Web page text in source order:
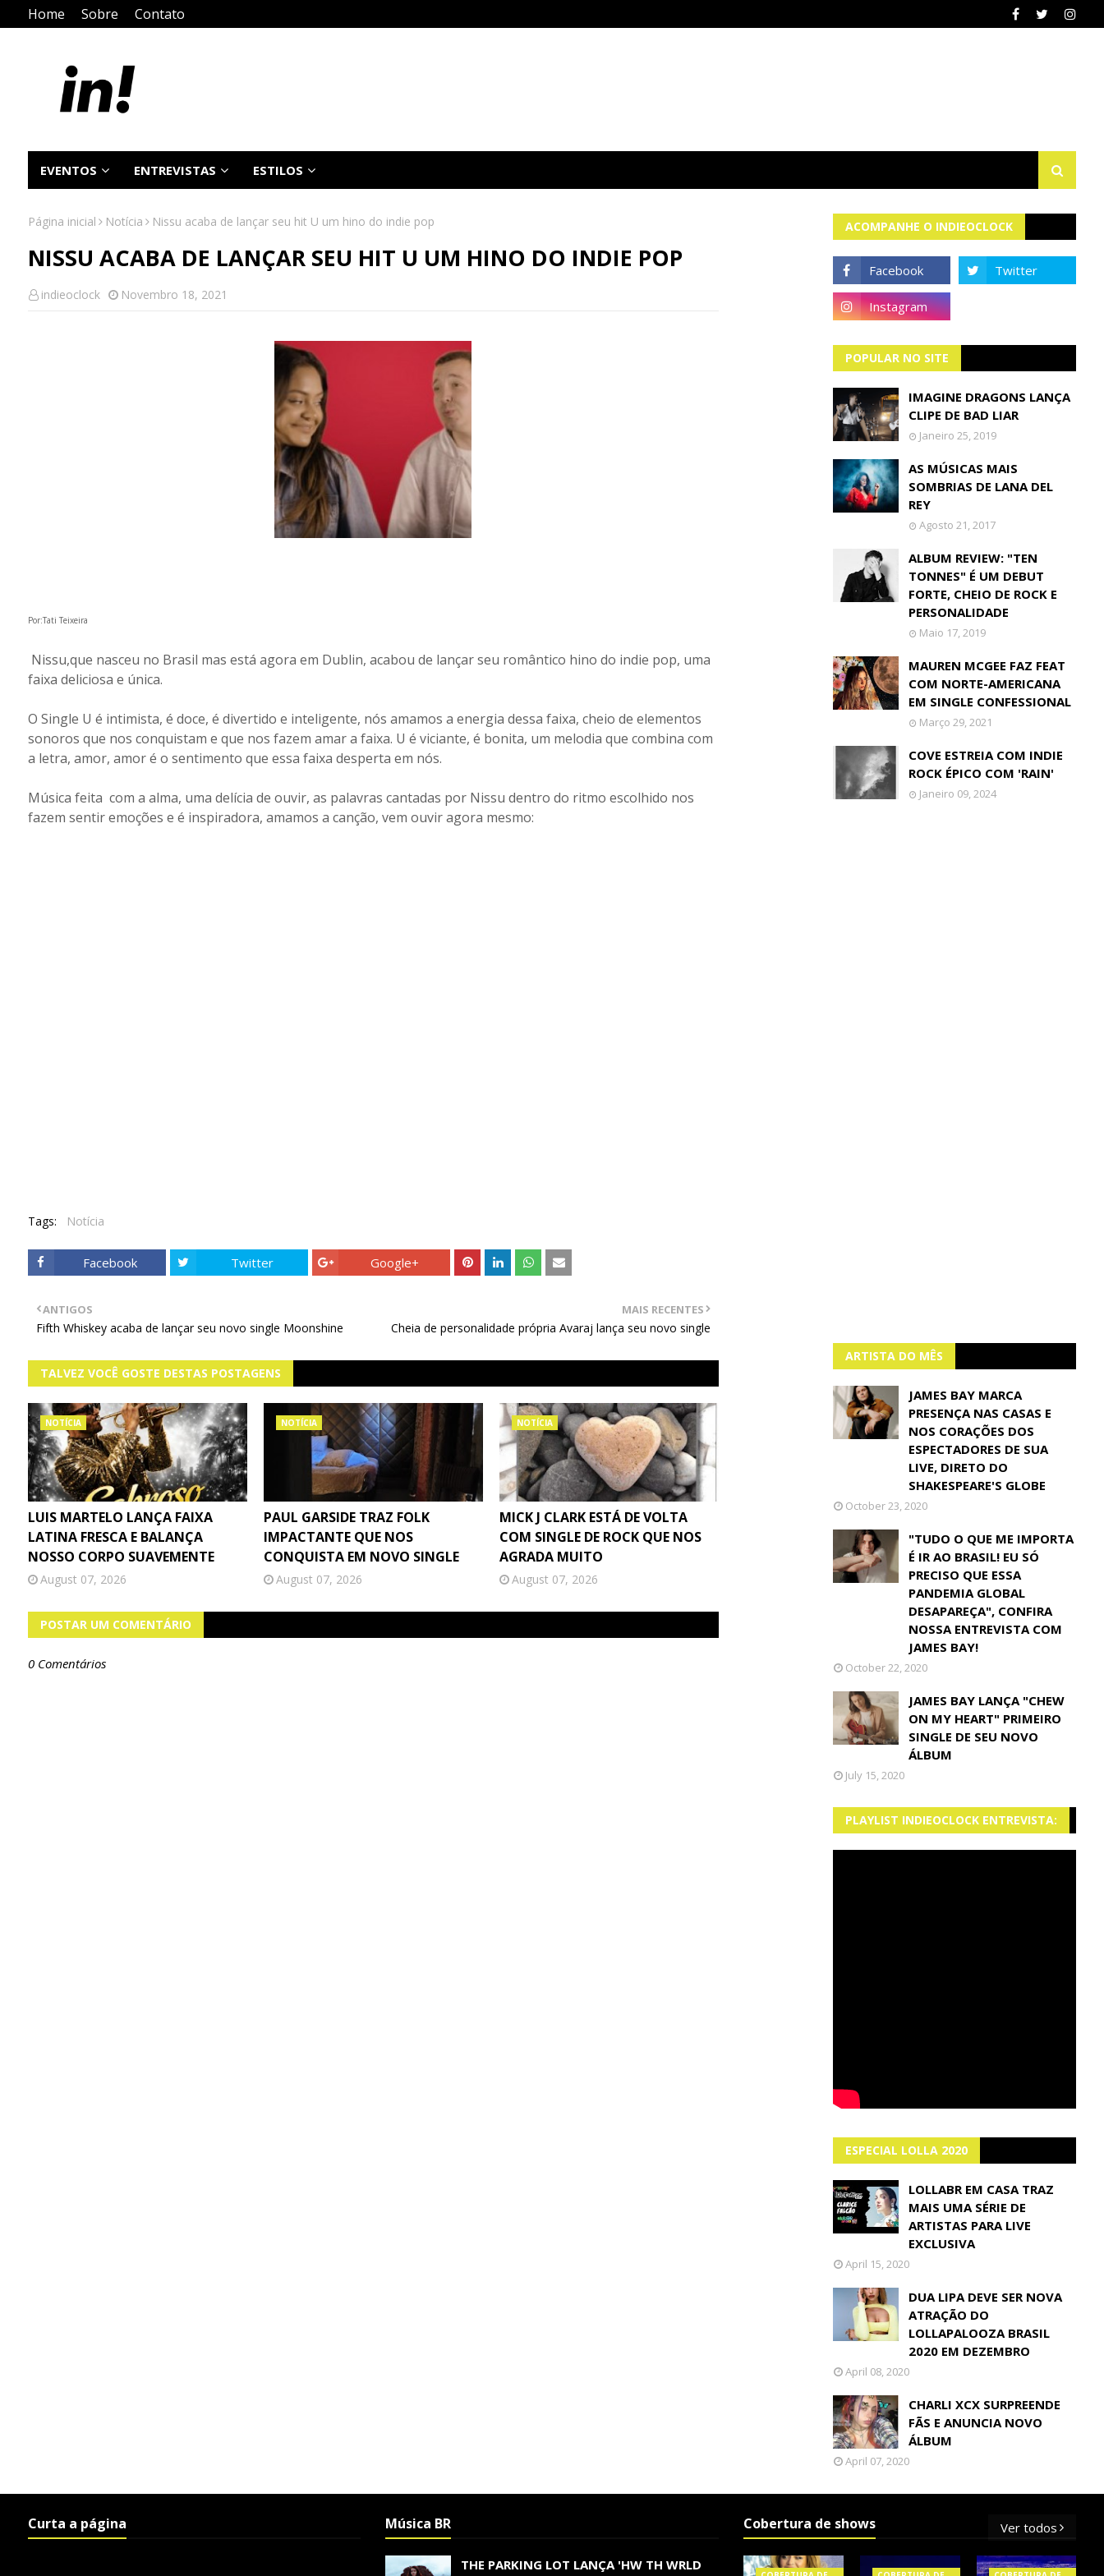
Home Sobre Contato
EVENTOS ENTREVISTAS ESTILOS
Página inicial Notícia Nissu acaba de lançar seu hit U um hino do indie pop
NISSU ACABA DE LANÇAR SEU HIT U UM HINO DO INDIE POP
indieoclock Novembro 18, 2021
Por:Tati Teixeira
Nissu,que nasceu no Brasil mas está agora em Dublin, acabou de lançar seu romântico hino do indie pop, uma
faixa deliciosa e única.
O Single U é intimista, é doce, é divertido e inteligente, nós amamos a energia dessa faixa, cheio de elementos
sonoros que nos conquistam e que nos fazem amar a faixa. U é viciante, é bonita, um melodia que combina com
a letra, amor, amor é o sentimento que essa faixa desperta em nós.
Música feita com a alma, uma delícia de ouvir, as palavras cantadas por Nissu dentro do ritmo escolhido nos
fazem sentir emoções e é inspiradora, amamos a canção, vem ouvir agora mesmo:
Tags: Notícia
Facebook Twitter Google+
MAIS RECENTES
Cheia de personalidade própria Avaraj lança seu novo single
ANTIGOS
Fifth Whiskey acaba de lançar seu novo single Moonshine
TALVEZ VOCÊ GOSTE DESTAS POSTAGENS
NOTÍCIA
LUIS MARTELO LANÇA FAIXA
LATINA FRESCA E BALANÇA
NOSSO CORPO SUAVEMENTE
August 07, 2026
NOTÍCIA
PAUL GARSIDE TRAZ FOLK
IMPACTANTE QUE NOS
CONQUISTA EM NOVO SINGLE
August 07, 2026
NOTÍCIA
MICK J CLARK ESTÁ DE VOLTA
COM SINGLE DE ROCK QUE NOS
AGRADA MUITO
August 07, 2026
POSTAR UM COMENTÁRIO
0 Comentários
ACOMPANHE O INDIEOCLOCK
POPULAR NO SITE
IMAGINE DRAGONS LANÇA
CLIPE DE BAD LIAR
Janeiro 25, 2019
AS MÚSICAS MAIS
SOMBRIAS DE LANA DEL
REY
Agosto 21, 2017
ALBUM REVIEW: "TEN
TONNES" É UM DEBUT
FORTE, CHEIO DE ROCK E
PERSONALIDADE
Maio 17, 2019
MAUREN MCGEE FAZ FEAT
COM NORTE-AMERICANA
EM SINGLE CONFESSIONAL
Março 29, 2021
COVE ESTREIA COM INDIE
ROCK ÉPICO COM 'RAIN'
Janeiro 09, 2024
ARTISTA DO MÊS
JAMES BAY MARCA
PRESENÇA NAS CASAS E
NOS CORAÇÕES DOS
ESPECTADORES DE SUA
LIVE, DIRETO DO
SHAKESPEARE'S GLOBE
October 23, 2020
"TUDO O QUE ME IMPORTA
É IR AO BRASIL! EU SÓ
PRECISO QUE ESSA
PANDEMIA GLOBAL
DESAPAREÇA", CONFIRA
NOSSA ENTREVISTA COM
JAMES BAY!
October 22, 2020
JAMES BAY LANÇA "CHEW
ON MY HEART" PRIMEIRO
SINGLE DE SEU NOVO
ÁLBUM
July 15, 2020
PLAYLIST INDIEOCLOCK ENTREVISTA:
ESPECIAL LOLLA 2020
LOLLABR EM CASA TRAZ
MAIS UMA SÉRIE DE
ARTISTAS PARA LIVE
EXCLUSIVA
April 15, 2020
DUA LIPA DEVE SER NOVA
ATRAÇÃO DO
LOLLAPALOOZA BRASIL
2020 EM DEZEMBRO
April 08, 2020
CHARLI XCX SURPREENDE
FÃS E ANUNCIA NOVO
ÁLBUM
April 07, 2020
Curta a página Música BR
THE PARKING LOT LANÇA 'HW TH WRLD
Cobertura de shows Ver todos